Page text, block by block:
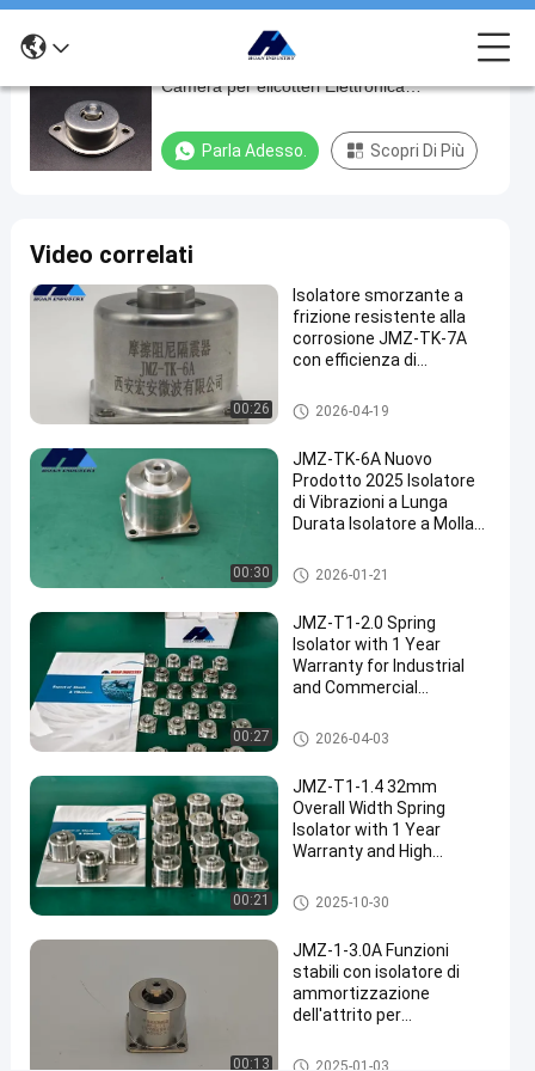
Amortizzatore
di
attrito
di
Camera
per
Elettronica
incorporata
vibrazione
a molla
2024-
298
Parla
Condividi
#
di molla
anti-
vibrazione
#
Climatizzatore
con isolatore
a molla
#
montatura
dell'isolatore
a molla
Amortizzatore di attrito di gomma metallo
Camera per elicotteri Elettronica
Parla Adesso. Scopri Di Più
Video correlati
00:26
Isolatore smorzante a
frizione resistente alla
corrosione JMZ-TK-7A
con efficienza di
per l'isolamento delle
vibrazioni nel settore
Isolatore a molla
2026-04-19
00:30
JMZ-TK-6A Nuovo
Prodotto 2025 Isolatore
di Vibrazioni a Lunga
Durata Isolatore a Molla
delle Apparecchiature
Standard
Isolatore a molla
2026-01-21
00:27
JMZ-T1-2.0 Spring
Isolator with 1 Year
Warranty for Industrial
and Commercial
Shock Absorption
Isolatore a molla
2026-04-03
00:21
JMZ-T1-1.4 32mm
Overall Width Spring
Isolator with 1 Year
Warranty and High
Vibration Isolation
Isolatore a molla
2025-10-30
00:13
JMZ-1-3.0A Funzioni
stabili con isolatore di
ammortizzazione
dell'attrito per
aviazione e di strumenti
Ammortizzatore di vibrazioni
2025-01-03